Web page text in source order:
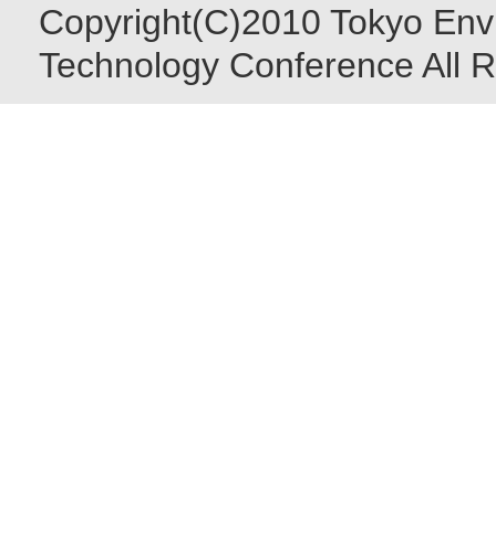
Copyright(C)2010 Tokyo
Technology Conference All